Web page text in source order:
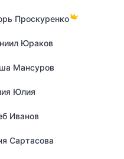
Проскуренко
Юраков
Мансуров
Юлия
Иванов
Сартасова